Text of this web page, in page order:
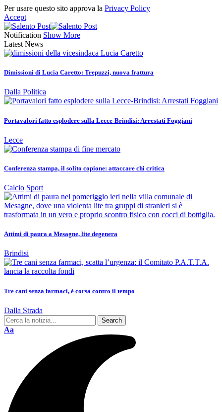
Per usare questo sito approva la Privacy Policy
Accept
Notification Show More
Latest News
Dimissioni di Lucia Caretto: Trepuzzi, nuova frattura
Dalla Politica
Portavalori fatto esplodere sulla Lecce-Brindisi: Arrestati Foggiani
Lecce
Conferenza stampa, il solito copione: attaccare chi critica
Calcio Sport
Attimi di paura a Mesagne, lite degenera
Brindisi
Tre cani senza farmaci, è corsa contro il tempo
Dalla Strada
Aa